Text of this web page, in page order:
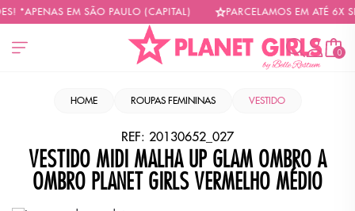
*APENAS EM SÃO PAULO (CAPITAL) PARCELAMOS EM ATÉ 6X
0
HOME ROUPAS FEMININAS VESTIDO
REF: 20130652_027
VESTIDO MIDI MALHA UP GLAM OMBRO A
OMBRO PLANET GIRLS VERMELHO MÉDIO